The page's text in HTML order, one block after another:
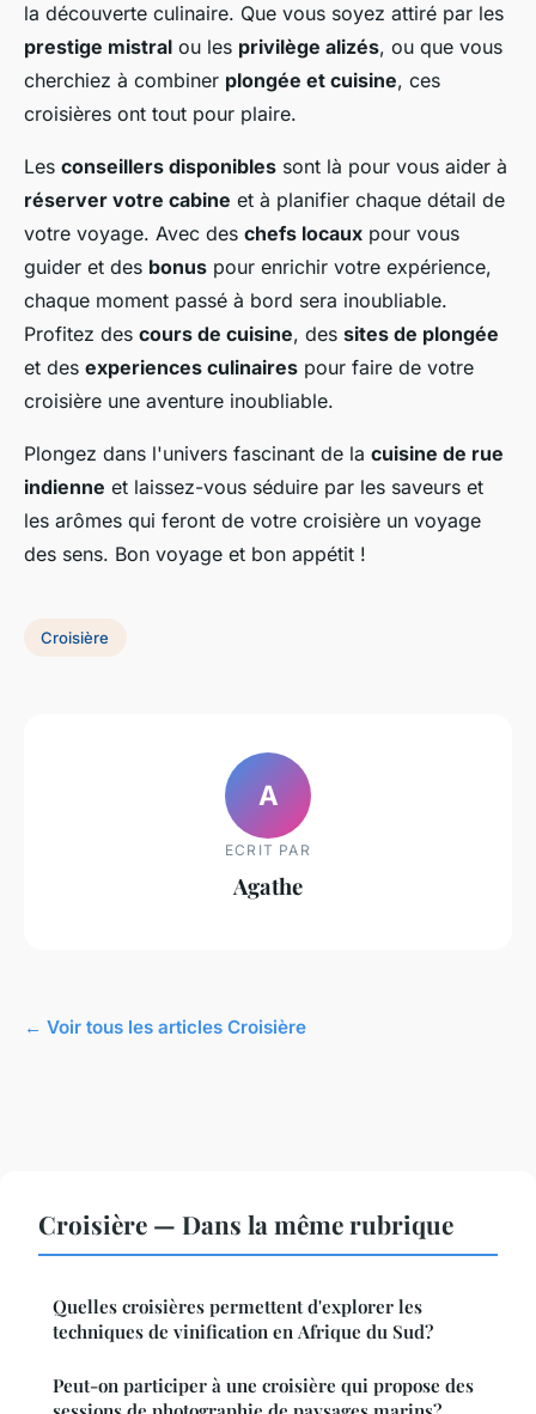
la découverte culinaire. Que vous soyez attiré par les
prestige mistral ou les privilège alizés, ou que vous
cherchiez à combiner plongée et cuisine, ces
croisières ont tout pour plaire.
Les conseillers disponibles sont là pour vous aider à
réserver votre cabine et à planifier chaque détail de
votre voyage. Avec des chefs locaux pour vous
guider et des bonus pour enrichir votre expérience,
chaque moment passé à bord sera inoubliable.
Profitez des cours de cuisine, des sites de plongée
et des experiences culinaires pour faire de votre
croisière une aventure inoubliable.
Plongez dans l'univers fascinant de la cuisine de rue
indienne et laissez-vous séduire par les saveurs et
les arômes qui feront de votre croisière un voyage
des sens. Bon voyage et bon appétit !
Croisière
A
ECRIT PAR
Agathe
← Voir tous les articles Croisière
Croisière — Dans la même rubrique
Quelles croisières permettent d'explorer les
techniques de vinification en Afrique du Sud?
Peut-on participer à une croisière qui propose des